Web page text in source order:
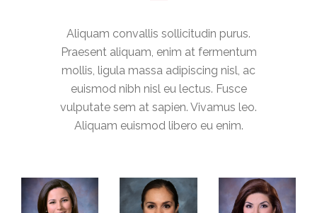
Aliquam convallis sollicitudin purus.
Praesent aliquam, enim at fermentum
mollis, ligula massa adipiscing nisl, ac
euismod nibh nisl eu lectus. Fusce
vulputate sem at sapien. Vivamus leo.
Aliquam euismod libero eu enim.